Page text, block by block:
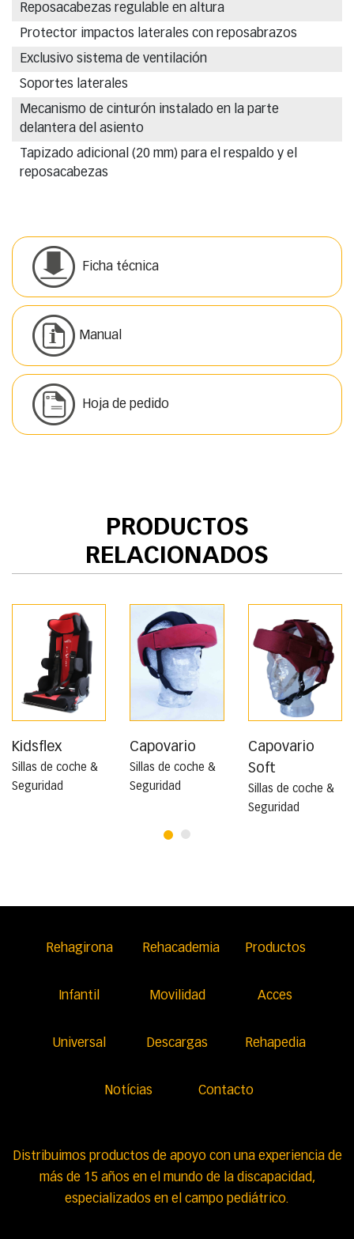
Reposacabezas regulable en altura
Protector impactos laterales con reposabrazos
Exclusivo sistema de ventilación
Soportes laterales
Mecanismo de cinturón instalado en la parte
delantera del asiento
Tapizado adicional (20 mm) para el respaldo y el
reposacabezas
Ficha técnica
Manual
Hoja de pedido
PRODUCTOS
RELACIONADOS
Kidsflex
Sillas de coche &
Seguridad
Capovario
Sillas de coche &
Seguridad
Capovario
Soft
Sillas de coche &
Seguridad
Rehagirona Rehacademia Productos
Infantil Movilidad Acces
Universal Descargas Rehapedia
Notícias Contacto
Distribuimos productos de apoyo con una experiencia de
más de 15 años en el mundo de la discapacidad,
especializados en el campo pediátrico.